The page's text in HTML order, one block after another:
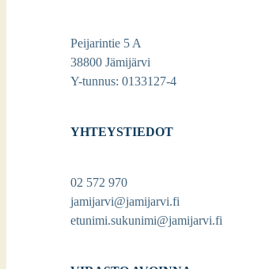
Peijarintie 5 A
38800 Jämijärvi
Y-tunnus: 0133127-4
YHTEYSTIEDOT
02 572 970
jamijarvi@jamijarvi.fi
etunimi.sukunimi@jamijarvi.fi